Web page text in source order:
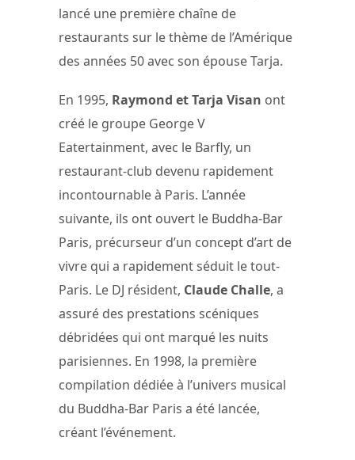
lancé une première chaîne de
restaurants sur le thème de l’Amérique
des années 50 avec son épouse Tarja.
En 1995, Raymond et Tarja Visan ont
créé le groupe George V
Eatertainment, avec le Barfly, un
restaurant-club devenu rapidement
incontournable à Paris. L’année
suivante, ils ont ouvert le Buddha-Bar
Paris, précurseur d’un concept d’art de
vivre qui a rapidement séduit le tout-
Paris. Le DJ résident, Claude Challe, a
assuré des prestations scéniques
débridées qui ont marqué les nuits
parisiennes. En 1998, la première
compilation dédiée à l’univers musical
du Buddha-Bar Paris a été lancée,
créant l’événement.